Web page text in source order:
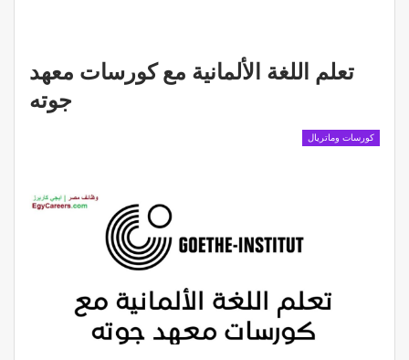
تعلم اللغة الألمانية مع كورسات معهد
جوته
كورسات وماتريال